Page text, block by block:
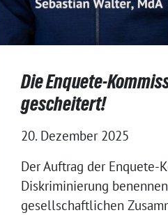
Die Enquete-
gescheitert!
20. Dezember 2025
Der Auftrag der Enquete-
Diskriminierung
gesellschaftlichen